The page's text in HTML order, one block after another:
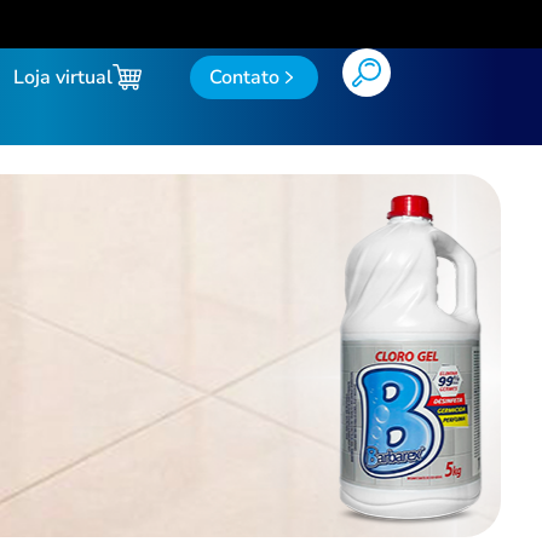
Loja virtual Contato
Sefe a Base de Álcool
de Ambientes
Limpa Tudo Flotador
Lustra Móveis
Sabão em Pasta